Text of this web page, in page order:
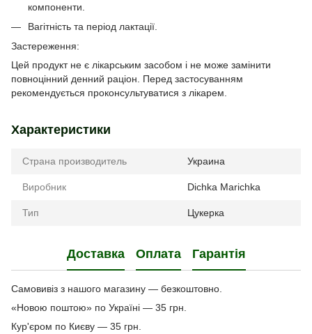
компоненти.
Вагітність та період лактації.
Застереження:
Цей продукт не є лікарським засобом і не може замінити
повноцінний денний раціон. Перед застосуванням
рекомендується проконсультуватися з лікарем.
Характеристики
Страна производитель Украина
Виробник Dichka Marichka
Тип Цукерка
Доставка Оплата Гарантія
Самовивіз з нашого магазину — безкоштовно.
«Новою поштою» по Україні — 35 грн.
Кур'єром по Києву — 35 грн.